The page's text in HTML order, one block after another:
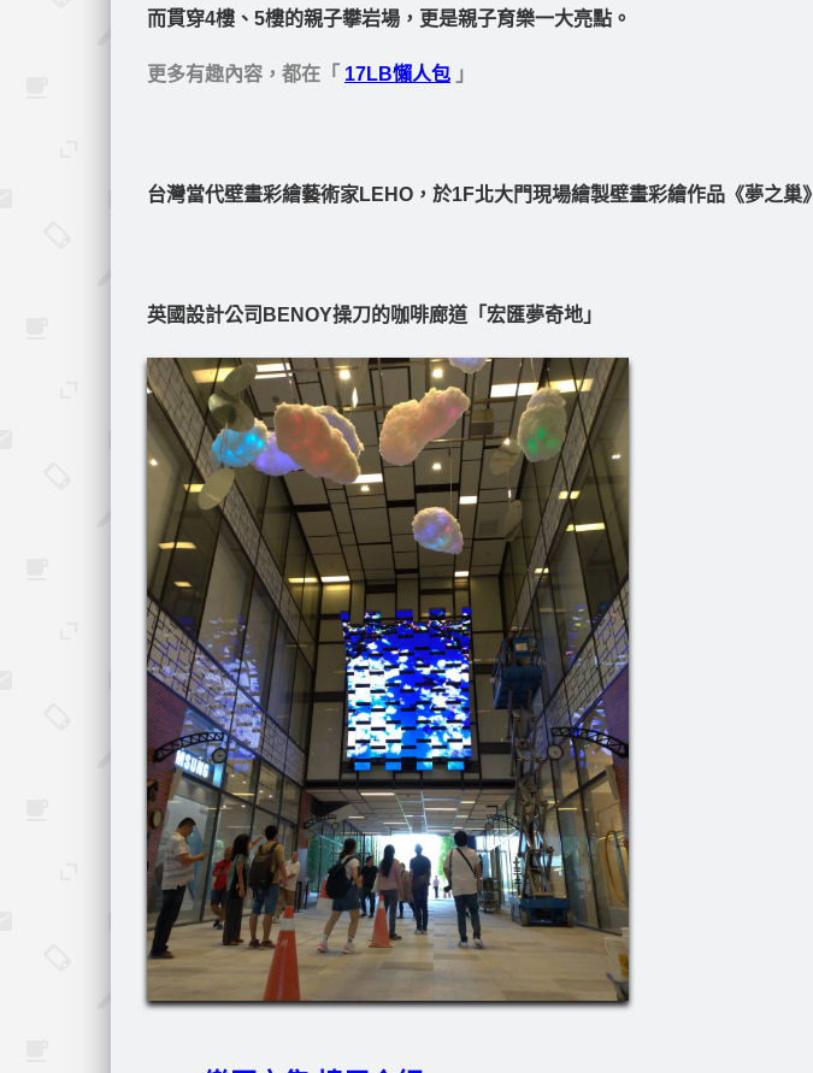
而貫穿4樓、5樓的親子攀岩場，更是親子育樂一大亮點。
更多有趣內容，都在「 17LB懶人包 」
台灣當代壁畫彩繪藝術家LEHO，於1F北大門現場繪製壁畫彩繪作品《夢之巢》
英國設計公司BENOY操刀的咖啡廊道「宏匯夢奇地」